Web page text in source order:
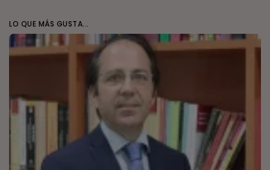
LO QUE MÁS GUSTA...